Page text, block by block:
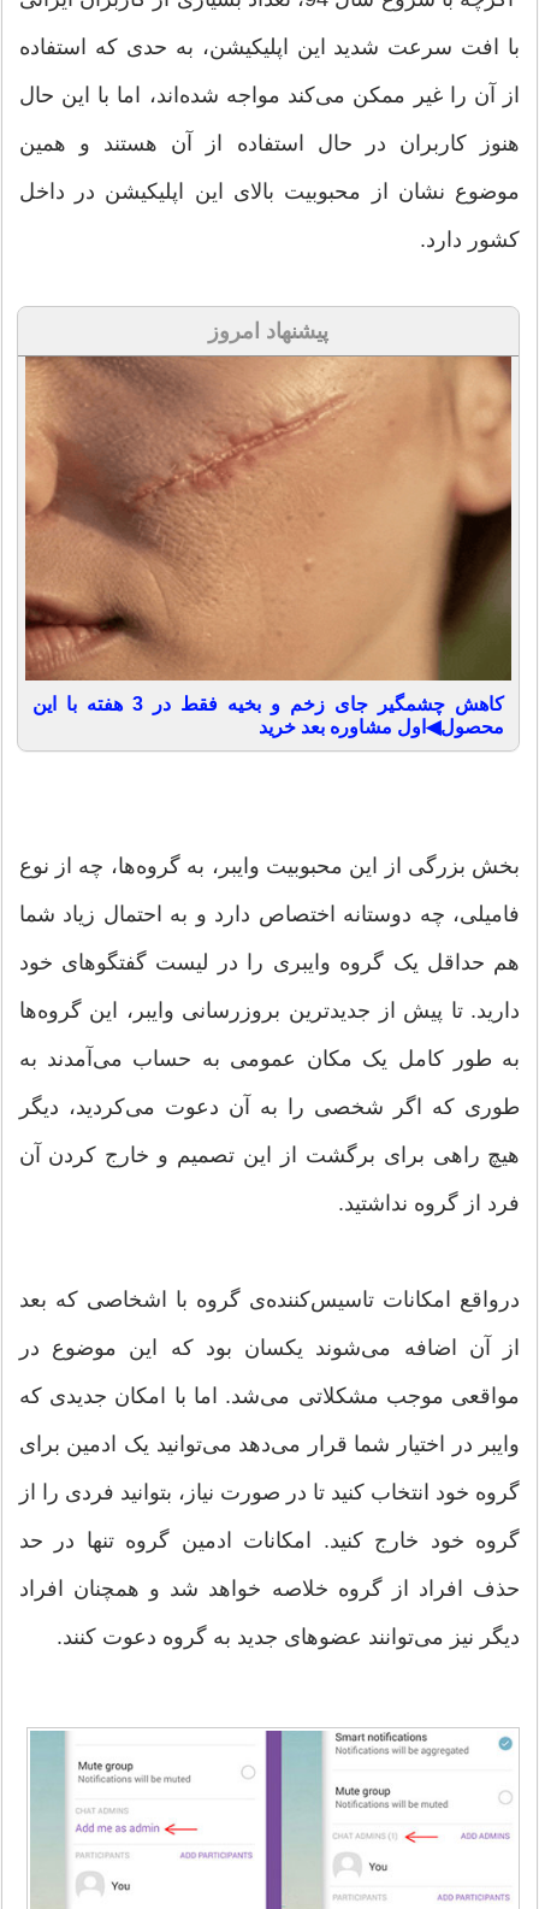
با افت سرعت شدید این اپلیکیشن، به حدی که استفاده
از آن را غیر ممکن می‌کند مواجه شده‌اند، اما با این حال
هنوز کاربران در حال استفاده از آن هستند و همین
موضوع نشان از محبوبیت بالای این اپلیکیشن در داخل
کشور دارد.
پیشنهاد امروز
کاهش چشمگیر جای زخم و بخیه فقط در 3 هفته با این
محصول◀اول مشاوره بعد خرید
بخش بزرگی از این محبوبیت وایبر، به گروه‌ها، چه از نوع
فامیلی، چه دوستانه اختصاص دارد و به احتمال زیاد شما
هم حداقل یک گروه وایبری را در لیست گفتگوهای خود
دارید. تا پیش از جدیدترین بروزرسانی وایبر، این گروه‌ها
به طور کامل یک مکان عمومی به حساب می‌آمدند به
طوری که اگر شخصی را به آن دعوت می‌کردید، دیگر
هیچ راهی برای برگشت از این تصمیم و خارج کردن آن
فرد از گروه نداشتید.
درواقع امکانات تاسیس‌کننده‌ی گروه با اشخاصی که بعد
از آن اضافه می‌شوند یکسان بود که این موضوع در
مواقعی موجب مشکلاتی می‌شد. اما با امکان جدیدی که
وایبر در اختیار شما قرار می‌دهد می‌توانید یک ادمین برای
گروه خود انتخاب کنید تا در صورت نیاز، بتوانید فردی را از
گروه خود خارج کنید. امکانات ادمین گروه تنها در حد
حذف افراد از گروه خلاصه خواهد شد و همچنان افراد
دیگر نیز می‌توانند عضو‌های جدید به گروه دعوت کنند.